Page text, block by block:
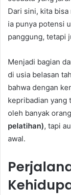
Dari sini, kita
ia punya potensi
panggung, tetapi
Menjadi bagian
di usia belasan
bahwa dengan
kepribadian yang
oleh banyak
pelatihan), tapi
awal.